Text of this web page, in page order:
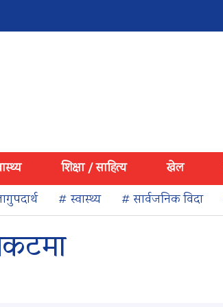
शिक्षा / साहित्य खेल
# स्वास्थ्य # सार्वजनिक विदा